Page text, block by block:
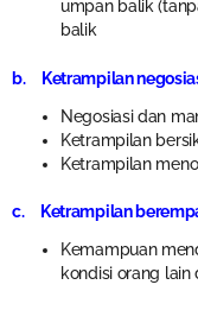
umpan balik
balik
b. Ketrampilan
Negosiasi dan
Ketrampilan
Ketrampilan
c. Ketrampilan
Kemampuan
kondisi orang